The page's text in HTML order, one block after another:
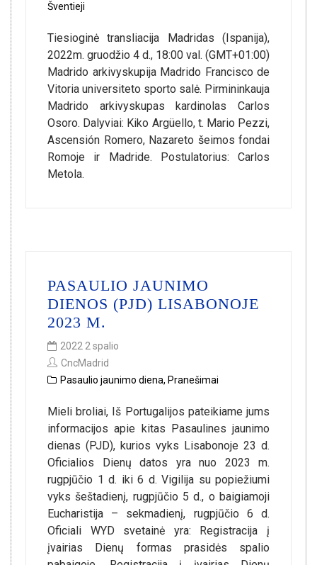
Šventieji
Tiesioginė transliacija Madridas (Ispanija),
2022m. gruodžio 4 d., 18:00 val. (GMT+01:00)
Madrido arkivyskupija Madrido Francisco de
Vitoria universiteto sporto salė. Pirmininkauja
Madrido arkivyskupas kardinolas Carlos
Osoro. Dalyviai: Kiko Argüello, t. Mario Pezzi,
Ascensión Romero, Nazareto šeimos fondai
Romoje ir Madride. Postulatorius: Carlos
Metola.
PASAULIO JAUNIMO
DIENOS (PJD) LISABONOJE
2023 M.
2022 2 spalio
CncMadrid
Pasaulio jaunimo diena, Pranešimai
Mieli broliai, Iš Portugalijos pateikiame jums
informacijos apie kitas Pasaulines jaunimo
dienas (PJD), kurios vyks Lisabonoje 23 d.
Oficialios Dienų datos yra nuo 2023 m.
rugpjūčio 1 d. iki 6 d. Vigilija su popiežiumi
vyks šeštadienį, rugpjūčio 5 d., o baigiamoji
Eucharistija – sekmadienį, rugpjūčio 6 d.
Oficiali WYD svetainė yra: Registracija į
įvairias Dienų formas prasidės spalio